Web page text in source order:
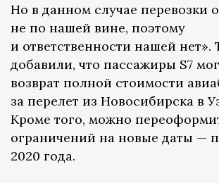
Но в данном случае перевозки
не по нашей вине, поэтому
и ответственности нашей нет».
добавили, что пассажиры S7
возврат полной стоимости
за перелет из Новосибирска в
Кроме того, можно
ограничений на новые даты —
2020 года.